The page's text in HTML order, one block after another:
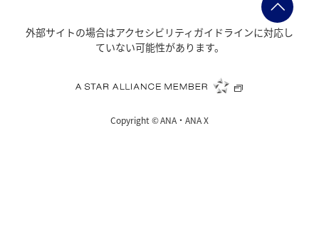
外部サイトの場合はアクセシビリティガイドラインに対応し
ていない可能性があります。
Copyright ©ANA・ANA X